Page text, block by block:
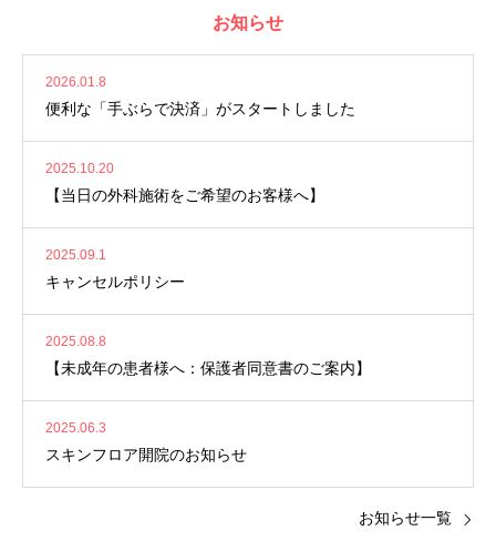
お知らせ
2026.01.8
便利な「手ぶらで決済」がスタートしました
2025.10.20
【当日の外科施術をご希望のお客様へ】
2025.09.1
キャンセルポリシー
2025.08.8
【未成年の患者様へ：保護者同意書のご案内】
2025.06.3
スキンフロア開院のお知らせ
お知らせ一覧